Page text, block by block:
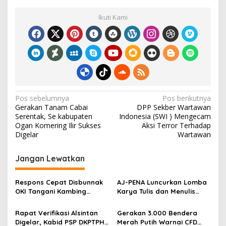
b
o
o
er l
ar
eIkuti Kami
N
a
v
i
g
a
s
i
p
Pos sebelumnya
Gerakan Tanam Cabai
Serentak, Se kabupaten
Ogan Komering Ilir Sukses
Digelar
Pos berikutnya
DPP Sekber Wartawan
Indonesia (SWI ) Mengecam
Aksi Terror Terhadap
Wartawan
Jangan Lewatkan
Respons Cepat Disbunnak
OKI Tangani Kambing
Peternak Diminta Waspadai
Penularan
‎AJ-PENA Luncurkan Lomba
Karya Tulis dan Menulis
Membangun Generasi
Jurnalis Muda Berdaya
Rapat Verifikasi Alsintan
Digelar, Kabid PSP DKPTPH
Gerakan 3.000 Bendera
Merah Putih Warnai CFD